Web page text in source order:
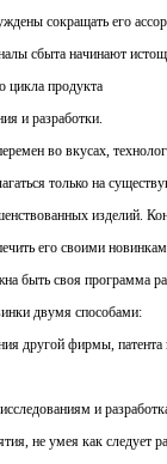
сокращать его
сбыта начинают
цикла продукта
и разработки.
во вкусах,
только на
изделий.
его своими
быть своя программа
двумя способами:
другой фирмы, патента
и
не умея как следует